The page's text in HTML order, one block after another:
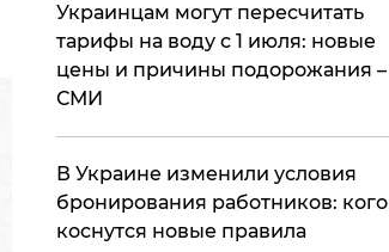
Украинцам могут пересчитать
тарифы на воду с 1 июля: новые
цены и причины подорожания –
СМИ
В Украине изменили условия
бронирования работников: кого
коснутся новые правила